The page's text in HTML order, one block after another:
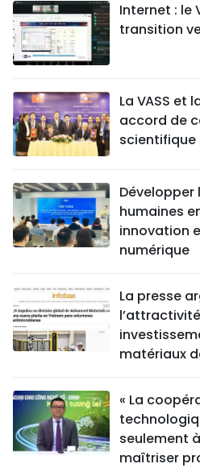
Internet : le
transition
La VASS et
accord de
scientifique
Développer
humaines
innovation
numérique
La presse
matériaux
« La
seulement
maîtriser